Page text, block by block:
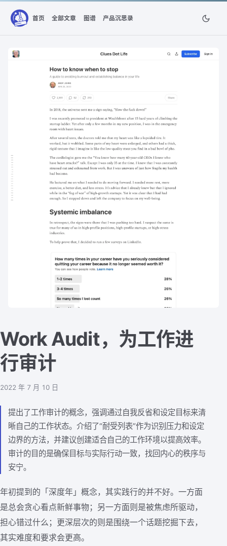
首页 全部文章 图谱 产品沉思录
Work Audit，为工作进
行审计
2022 年 7 月 10 日
提出了工作审计的概念，强调通过自我反省和设定目标来清
晰自己的工作状态。介绍了“耐受列表”作为识别压力和设定
边界的方法，并建议创建适合自己的工作环境以提高效率。
审计的目的是确保目标与实际行动一致，找回内心的秩序与
安宁。
年初提到的「深度年」概念，其实践行的并不好。一方面
是总会贪心看点新鲜事物；另一方面则是被焦虑所驱动，
担心错过什么；更深层次的则是围绕一个话题挖掘下去，
其实难度和要求会更高。